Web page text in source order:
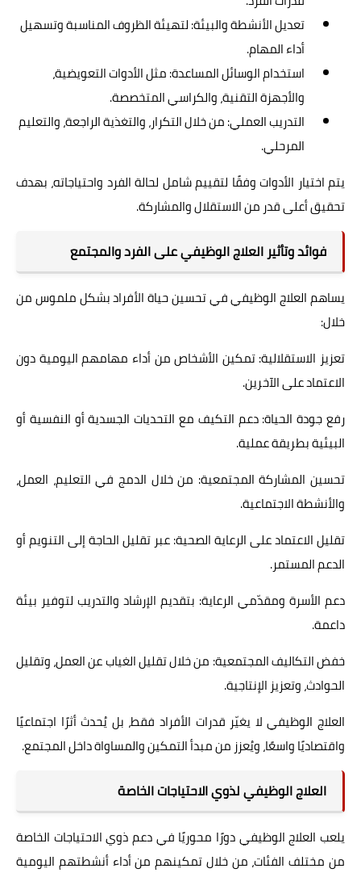
تعديل الأنشطة والبيئة: لتهيئة الظروف المناسبة وتسهيل
أداء المهام.
استخدام الوسائل المساعدة: مثل الأدوات التعويضية،
والأجهزة التقنية، والكراسي المتخصصة.
التدريب العملي: من خلال التكرار، والتغذية الراجعة، والتعليم
المرحلي.
يتم اختيار الأدوات وفقًا لتقييم شامل لحالة الفرد واحتياجاته، بهدف
تحقيق أعلى قدر من الاستقلال والمشاركة.
فوائد وتأثير العلاج الوظيفي على الفرد والمجتمع
يساهم العلاج الوظيفي في تحسين حياة الأفراد بشكل ملموس من
خلال:
تعزيز الاستقلالية: تمكين الأشخاص من أداء مهامهم اليومية دون
الاعتماد على الآخرين.
رفع جودة الحياة: دعم التكيف مع التحديات الجسدية أو النفسية أو
البيئية بطريقة عملية.
تحسين المشاركة المجتمعية: من خلال الدمج في التعليم، العمل،
والأنشطة الاجتماعية.
تقليل الاعتماد على الرعاية الصحية: عبر تقليل الحاجة إلى التنويم أو
الدعم المستمر.
دعم الأسرة ومقدّمي الرعاية: بتقديم الإرشاد والتدريب لتوفير بيئة
داعمة.
خفض التكاليف المجتمعية: من خلال تقليل الغياب عن العمل، وتقليل
الحوادث، وتعزيز الإنتاجية.
العلاج الوظيفي لا يغيّر قدرات الأفراد فقط، بل يُحدث أثرًا اجتماعيًا
واقتصاديًا واسعًا، ويُعزز من مبدأ التمكين والمساواة داخل المجتمع.
العلاج الوظيفي لذوي الاحتياجات الخاصة
يلعب العلاج الوظيفي دورًا محوريًا في دعم ذوي الاحتياجات الخاصة
من مختلف الفئات، من خلال تمكينهم من أداء أنشطتهم اليومية